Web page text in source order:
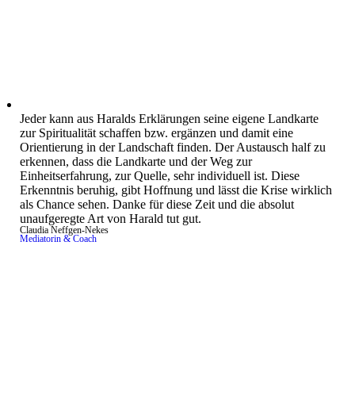
Jeder kann aus Haralds Erklärungen seine eigene Landkarte
zur Spiritualität schaffen bzw. ergänzen und damit eine
Orientierung in der Landschaft finden. Der Austausch half zu
erkennen, dass die Landkarte und der Weg zur
Einheitserfahrung, zur Quelle, sehr individuell ist. Diese
Erkenntnis beruhig, gibt Hoffnung und lässt die Krise wirklich
als Chance sehen. Danke für diese Zeit und die absolut
unaufgeregte Art von Harald tut gut.
Claudia Neffgen-Nekes
Mediatorin & Coach